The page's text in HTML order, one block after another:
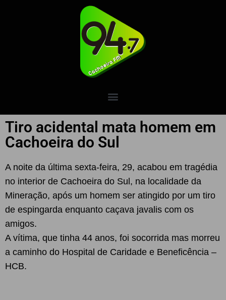
Tiro acidental mata homem em
Cachoeira do Sul
A noite da última sexta-feira, 29, acabou em tragédia
no interior de Cachoeira do Sul, na localidade da
Mineração, após um homem ser atingido por um tiro
de espingarda enquanto caçava javalis com os
amigos.
A vítima, que tinha 44 anos, foi socorrida mas morreu
a caminho do Hospital de Caridade e Beneficência –
HCB.